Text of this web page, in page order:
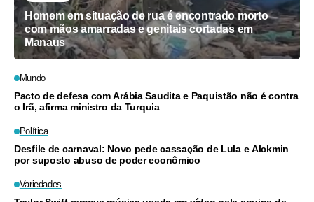
Homem em situação de rua é encontrado morto
com mãos amarradas e genitais cortadas em
Manaus
Mundo
Pacto de defesa com Arábia Saudita e Paquistão não é contra
o Irã, afirma ministro da Turquia
Política
Desfile de carnaval: Novo pede cassação de Lula e Alckmin
por suposto abuso de poder econômico
Variedades